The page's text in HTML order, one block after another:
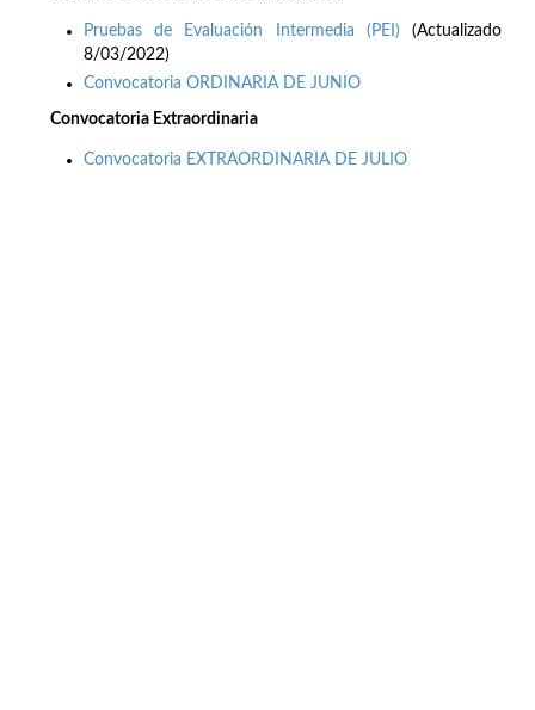
Pruebas de Evaluación Intermedia (PEI) (Actualizado
8/03/2022)
Convocatoria ORDINARIA DE JUNIO
Convocatoria Extraordinaria
Convocatoria EXTRAORDINARIA DE JULIO